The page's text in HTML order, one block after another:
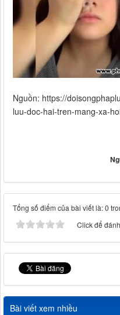
Nguồn: https://
luu-doc-hai-tren-mang-xa-
Tổng số điểm của bài viết là: 0
Click để
Bài viết xem nhiều